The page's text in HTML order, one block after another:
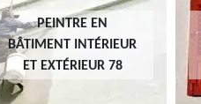
PEINTRE EN
BÂTIMENT INTÉRIEUR
ET EXTÉRIEUR 78